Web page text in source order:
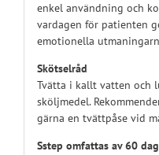
enkel användning och
vardagen för patienten
emotionella
Skötselråd
Tvätta i kallt vatten och
sköljmedel.
gärna en tvättpåse vid
Sstep omfattas av 60